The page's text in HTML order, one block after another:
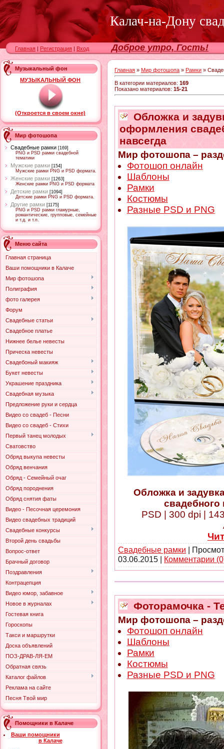
Калач-на-Дону
Главная | Регистрация | Вход Доброе утро, Гость!
Музыкальный фон
МУЗЫКАЛЬНЫЙ ФОН
(Откроется в своем окне)
Мир фотошопа
Свадебные рамки [169]
PNG и PSD рамки свадебной
тематики
Мужские рамки [154]
Мужские рамки PNG и PSD формата.
Женские рамки [1263]
Женские рамки PNG и PSD формата
Детские рамки [1094]
Детские рамки PNG и PSD формата.
Другие рамки [1175]
PNG и PSD рамки гламурные,
романтические, групповые, семейные
и т.д. и т.п.
Меню сайта
Главная страница
Ваши помощники в Калаче
Мир фотошопа
Полиграфия
фото галерея
Форум
Свадебные статьи
Свадебное платье
Нижнее белье невесты
Прическа невесты
Свадебоный макияж
Букет невесты
Украшение праздника
Свадебная музыка
Предложение руки и сердца
Видео со свадеб - Песни
Видео со свадеб - Стихи
Первый танец молодых
Сватовство
Обряд выкупа невесты
Обряд венчания
Обряд - Семейный очаг
Обряд породнения
Обряд снятия фаты
Видео - Песочная церемония
Видео свадебных традиций
Свадебные конкурсы
Второй день свадьбы
Вопрос-ответ
Брачный договор
Поздравления
Контрацепция
Видео юмор, забавное
Новое в журналах
Гостевая книга
Гороскопы
Такси и маршрутки
Доска объявлений
ПОЗ-ДРАВ-ЛЯ-ЕМ
Обратная связь
Каталог файлов
Реклама на сайте
Песня Твой мир
Помощники в Калаче
Ваши помощники
в Калаче
Главная » Мир фотошопа » Рамки »
В категории материалов: 169
Показано материалов: 15-21
Обложка и
оформления
навсегда
Мир фотошопа –
Фотошоп онлайн
Шаблоны
Рамки
Костюмы
Разные PSD и PNG
Обложка и
свадебного
PSD | 300 dpi |
Свадебные рамки |
03.06.2015 | Комментарии
Фоторамочка -
Мир фотошопа –
Фотошоп онлайн
Шаблоны
Рамки
Костюмы
Разные PSD и PNG